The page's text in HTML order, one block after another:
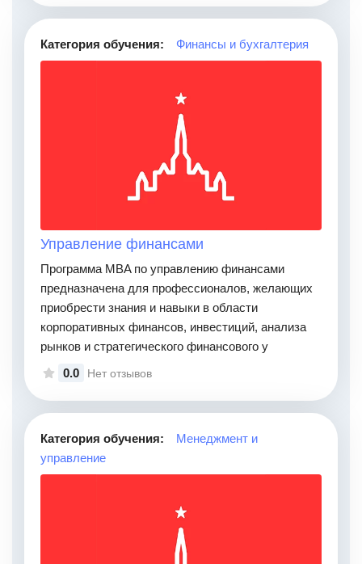
Категория обучения: Финансы и бухгалтерия
Управление финансами
Программа MBA по управлению финансами
предназначена для профессионалов, желающих
приобрести знания и навыки в области
корпоративных финансов, инвестиций, анализа
рынков и стратегического финансового у
0.0
Нет отзывов
Категория обучения:
Менеджмент и
управление